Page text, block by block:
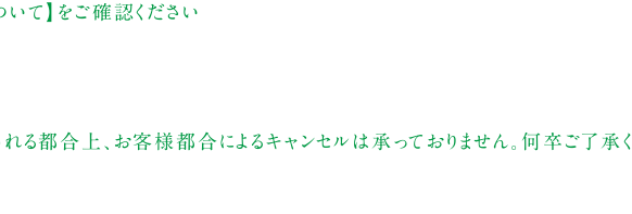
て】をご確認ください
都合上、お客様都合によるキャンセルは承っておりません。何卒ご了承く